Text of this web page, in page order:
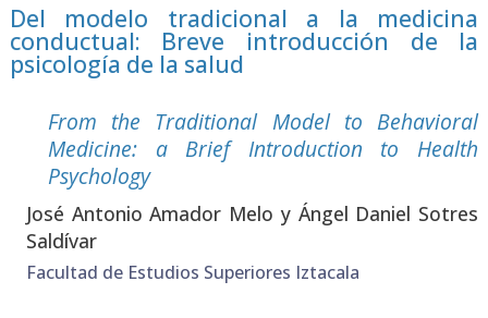
Del modelo tradicional a la medicina
conductual: Breve introducción de la
psicología de la salud
From the Tra­di­tio­nal Model to Beha­vio­ral
Medi­ci­ne: a Brief Intro­duc­tion to Health
Psy­cho­logy
José Anto­nio Ama­dor Melo y Ángel Daniel Sotres
Sal­dí­var
Facultad de Estudios Superiores Iztacala